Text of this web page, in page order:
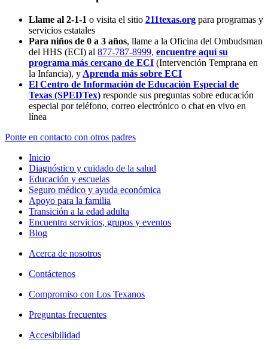
Llame al 2-1-1 o visita el sitio 211texas.org para programas y
servicios estatales
Para niños de 0 a 3 años, llame a la Oficina del Ombudsman
del HHS (ECI) al 877-787-8999, encuentre aquí su
programa más cercano de ECI (Intervención Temprana en
la Infancia), y Aprenda más sobre ECI
El Centro de Información de Educación Especial de
Texas (SPEDTex) responde sus preguntas sobre educación
especial por teléfono, correo electrónico o chat en vivo en
línea
Ponte en contacto con otros padres
Inicio
Diagnóstico y cuidado de la salud
Educación y escuelas
Seguro médico y ayuda económica
Apoyo para la familia
Transición a la edad adulta
Encuentra servicios, grupos y eventos
Blog
Acerca de nosotros
Contáctenos
Compromiso con Los Texanos
Preguntas frecuentes
Accesibilidad